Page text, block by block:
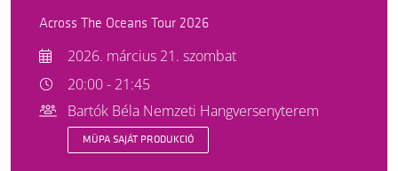
Across The Oceans Tour 2026
2026. március 21. szombat
20:00 - 21:45
Bartók Béla Nemzeti Hangversenyterem
MÜPA SAJÁT PRODUKCIÓ